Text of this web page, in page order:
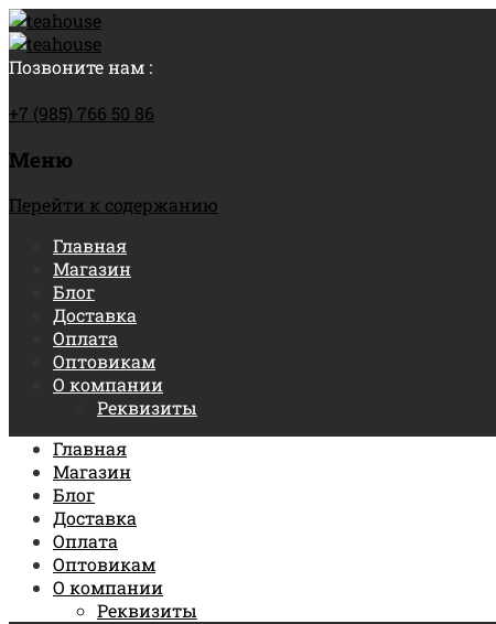
Позвоните нам :
+7 (985) 766 50 86
Меню
Перейти к содержанию
Главная
Магазин
Блог
Доставка
Оплата
Оптовикам
О компании
Реквизиты
Главная
Магазин
Блог
Доставка
Оплата
Оптовикам
О компании
Реквизиты